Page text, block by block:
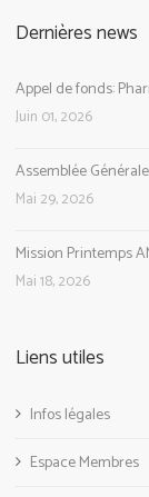
Dernières news
Appel de fonds:
Juin 01, 2026
Assemblée
Mai 29, 2026
Mission Printemps
Mai 18, 2026
Liens utiles
Infos légales
Espace Membres